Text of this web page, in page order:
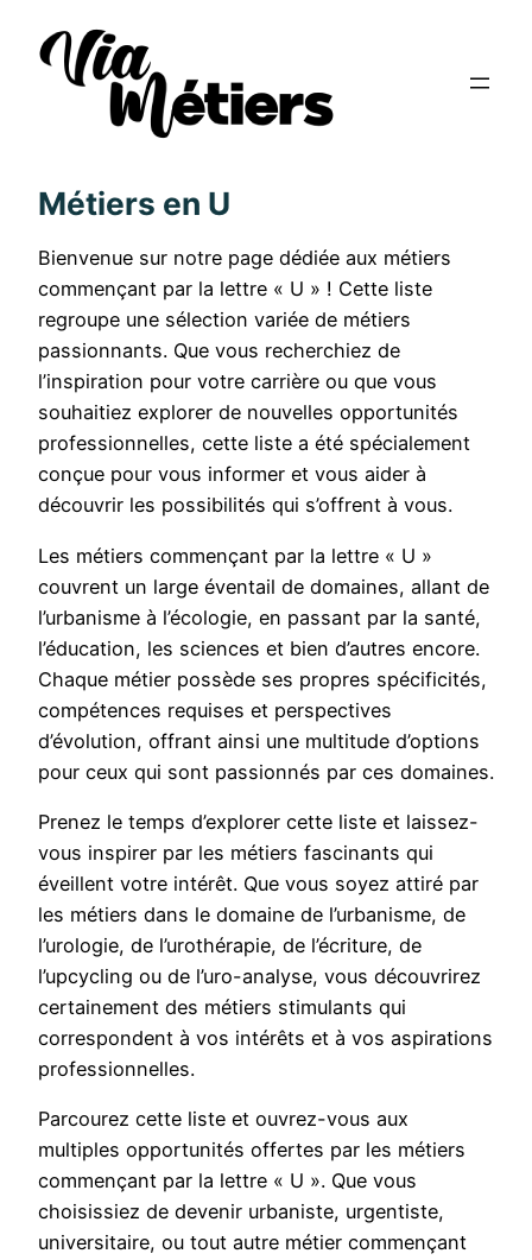
Métiers en U
Bienvenue sur notre page dédiée aux métiers
commençant par la lettre « U » ! Cette liste
regroupe une sélection variée de métiers
passionnants. Que vous recherchiez de
l’inspiration pour votre carrière ou que vous
souhaitiez explorer de nouvelles opportunités
professionnelles, cette liste a été spécialement
conçue pour vous informer et vous aider à
découvrir les possibilités qui s’offrent à vous.
Les métiers commençant par la lettre « U »
couvrent un large éventail de domaines, allant de
l’urbanisme à l’écologie, en passant par la santé,
l’éducation, les sciences et bien d’autres encore.
Chaque métier possède ses propres spécificités,
compétences requises et perspectives
d’évolution, offrant ainsi une multitude d’options
pour ceux qui sont passionnés par ces domaines.
Prenez le temps d’explorer cette liste et laissez-
vous inspirer par les métiers fascinants qui
éveillent votre intérêt. Que vous soyez attiré par
les métiers dans le domaine de l’urbanisme, de
l’urologie, de l’urothérapie, de l’écriture, de
l’upcycling ou de l’uro-analyse, vous découvrirez
certainement des métiers stimulants qui
correspondent à vos intérêts et à vos aspirations
professionnelles.
Parcourez cette liste et ouvrez-vous aux
multiples opportunités offertes par les métiers
commençant par la lettre « U ». Que vous
choisissiez de devenir urbaniste, urgentiste,
universitaire, ou tout autre métier commençant